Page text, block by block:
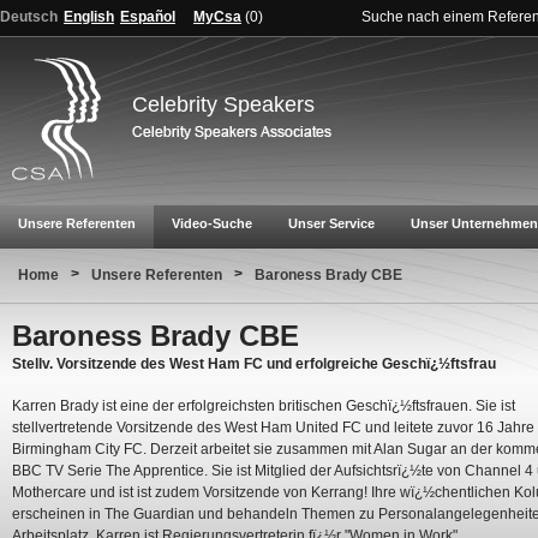
Deutsch English Español MyCsa (0) Suche nach einem
Celebrity Speakers
Unsere Referenten Video-Suche Unser Service Unser Unternehmen
Home > Unsere Referenten > Baroness Brady CBE
Baroness Brady CBE
Stellv. Vorsitzende des West Ham FC und erfolgreiche Geschï¿½ftsfrau
Karren Brady ist eine der erfolgreichsten britischen Geschï¿½ftsfrauen. Sie ist
stellvertretende Vorsitzende des West Ham United FC und leitete zuvor 16
Birmingham City FC. Derzeit arbeitet sie zusammen mit Alan Sugar an der
BBC TV Serie The Apprentice. Sie ist Mitglied der Aufsichtsrï¿½te von Channel 4
Mothercare und ist ist zudem Vorsitzende von Kerrang! Ihre wï¿½chentlichen
erscheinen in The Guardian und behandeln Themen zu